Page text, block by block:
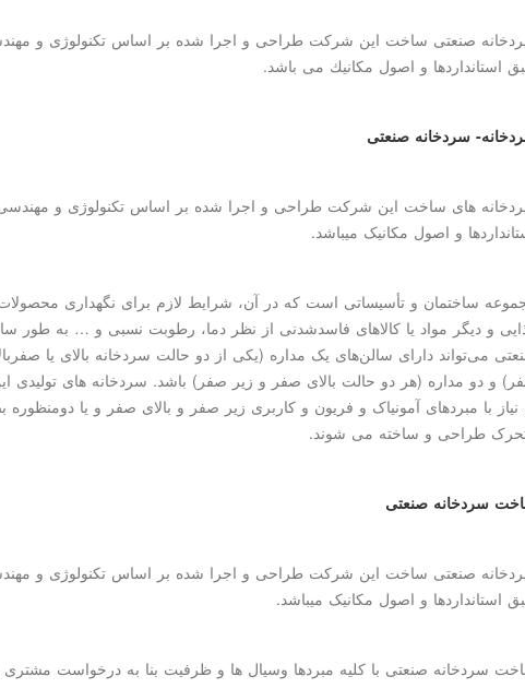
صنعتی ساخت این شركت طراحی و اجرا شده بر اساس تكنولوژی و
استانداردها و اصول مكانیك می باشد.
سردخانه صنعتی
های ساخت این شرکت طراحی و اجرا شده بر اساس تکنولوژی و مهندسی
و اصول مکانیک میباشد.
ساختمان و تأسیساتی است که در آن، شرایط لازم برای نگهداری
و دیگر مواد یا کالاهای فاسدشدنی از نظر دما، رطوبت نسبی و … به طور
می‌تواند دارای سالن‌های یک مداره (یکی از دو حالت سردخانه بالای یا
) و دو مداره (هر دو حالت بالای صفر و زیر صفر) باشد. سردخانه های تولیدی
نیاز با مبردهای آمونیاک و فریون و کاربری زیر صفر و بالای صفر و یا
طراحی و ساخته می شوند.
سردخانه صنعتی
صنعتی ساخت این شرکت طراحی و اجرا شده بر اساس تکنولوژی و
استانداردها و اصول مکانیک میباشد.
سردخانه صنعتی با کلیه مبردها وسیال ها و ظرفیت بنا به درخواست مشتری